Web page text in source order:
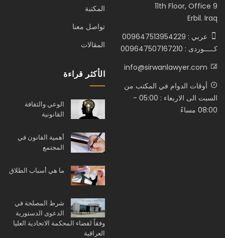
11th Floor, Office 9
Erbil. Iraq
عربي : 009647513954229
كـــــوردى : 009647507167210
info@sirwanlawyer.com
أوقات الدوام في المكتب من
السبت الى الاربعاء : 05:00 -
08:00 مساءً
المكتبة
تواصل معنا
المقالات
الأكثر قراءة
الوعي والثقافة
القانونية
أهمية القانون في
المجتمع
ما هي أسباب الطلاق
شرط المصلحة في
الدعوى الدستورية
وفقاً لقضاء المحكمة الاتحادية العليا
العراقية